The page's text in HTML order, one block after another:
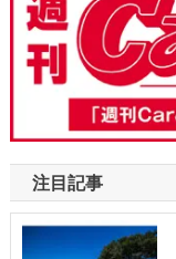
注目記事